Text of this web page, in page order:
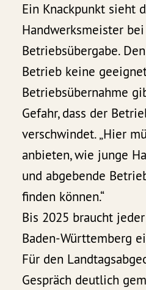
Ein Knackpunkt sieht
Handwerksmeister
Betriebsübergabe.
Betrieb keine
Betriebsübernahme
Gefahr, dass der
verschwindet. „Hier
anbieten, wie junge
und abgebende
finden können.“
Bis 2025 braucht
Baden-Württemberg
Für den
Gespräch deutlich